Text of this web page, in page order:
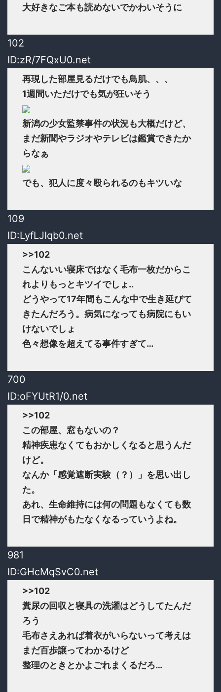
大好きなご本も読めないでかわいそうに
102
ID:zR/7FQxU0.net
再現した部屋見るだけでも鳥肌、、、
1週間いただけでも気が狂いそう
新潟の少女監禁事件の状況も大概だけど、
まだ新聞やラジオやテレビは鑑賞できたか
らなぁ
でも、犯人に度々殴られるのもキツいな
109
ID:LyfLJIqb0.net
>>102
こんないい寝床ではなく毛布一枚だからこ
れよりもっとキツイでしょ..
どうやって17年間もこんな中で生き延びて
きたんだろう。病気になっても病院にもい
けないでしょ
色々想像を超えてる事件すぎて…
700
ID:oFYUtR1/0.net
>>102
この部屋、窓もないの？
精神疾患なくてもおかしくなると思うんだ
けど。
なんか「感覚遮断実験（？）」を思い出し
た。
あれ、生命維持には何の問題もなくても数
日で精神がもたなくなるっていうよね。
981
ID:GHcMqSvC0.net
>>102
糞尿の回収と寝具の洗濯はどうしてたんだ
ろう
毛布さえあれば着衣がいらないって考えは
まだ百歩譲ってわかるけど
整理のときとかよごれまくるだろ…